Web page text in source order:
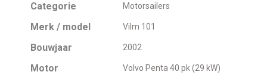
Categorie
Motorsailers
Merk / model Vilm 101
Bouwjaar 2002
Motor
Volvo Penta 40 pk (29 kW)